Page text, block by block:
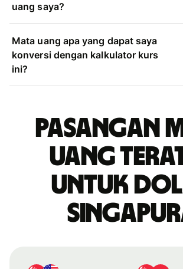
uang saya?
Mata uang apa yang dapat saya
konversi dengan kalkulator kurs
ini?
Pasangan
uang
untuk